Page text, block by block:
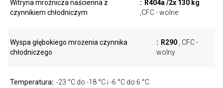
Witryna mroźnicza naścienna z
czynnikiem chłodniczym
R404a /2x 130 kg
,CFC - wolne
Wyspa głębokiego mrożenia czynnika
chłodniczego
R290
, CFC -
wolny
Temperatura -23 °C do -18 °C i -6 °C do 6 °C